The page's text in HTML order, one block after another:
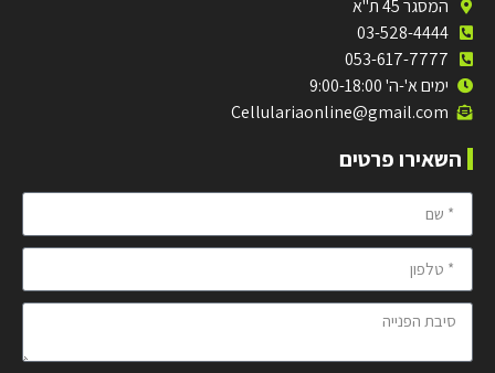
המסגר 45 ת"א
03-528-4444
053-617-7777
ימים א'-ה' 9:00-18:00
Cellulariaonline@gmail.com
השאירו פרטים